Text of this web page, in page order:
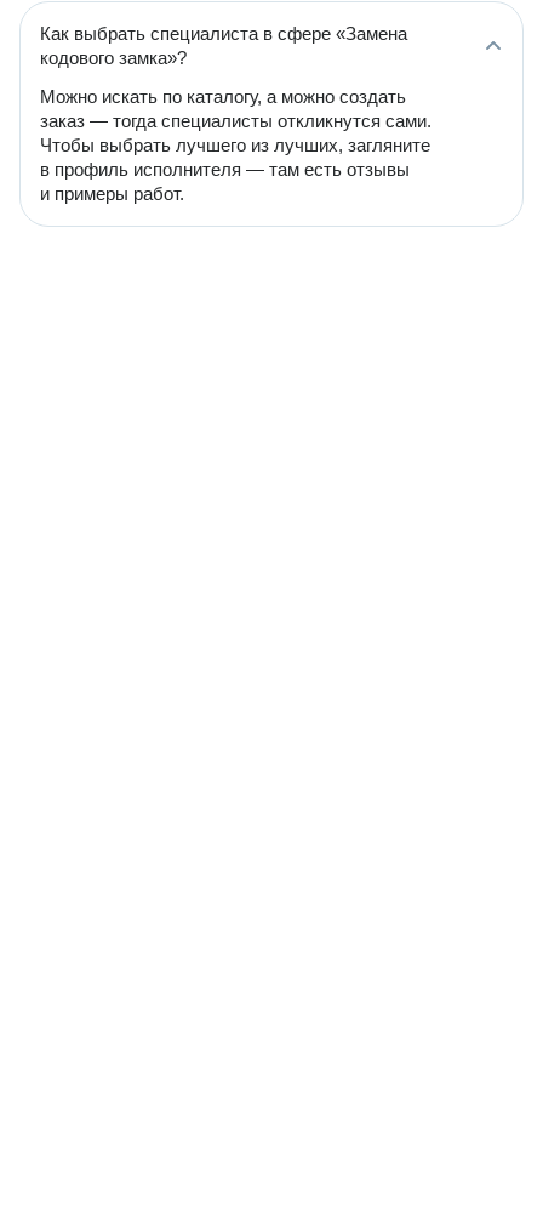
Как выбрать специалиста в сфере «Замена
кодового замка»?
Можно искать по каталогу, а можно создать
заказ — тогда специалисты откликнутся сами.
Чтобы выбрать лучшего из лучших, загляните
в профиль исполнителя — там есть отзывы
и примеры работ.